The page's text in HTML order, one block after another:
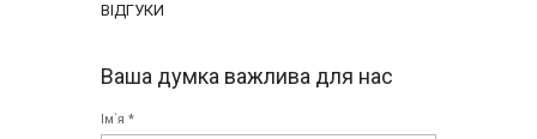
ВІДГУКИ
Ваша думка важлива для нас
Ім`я *